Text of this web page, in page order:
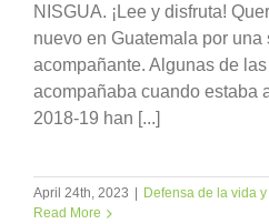
NISGUA. ¡Lee y disfruta!
nuevo en Guatemala por
acompañante. Algunas de
acompañaba cuando estaba
2018-19 han [...]
April 24th, 2023 | Defensa de la vida
Read More